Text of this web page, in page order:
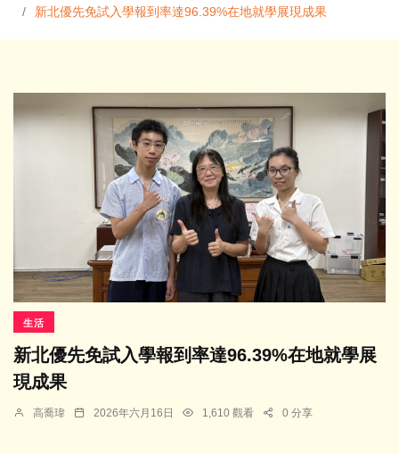
新北優先免試入學報到率達96.39%在地就學展現成果
生活
新北優先免試入學報到率達96.39%在地就學展
現成果
高喬瑋 2026年六月16日 1,610 觀看 0 分享